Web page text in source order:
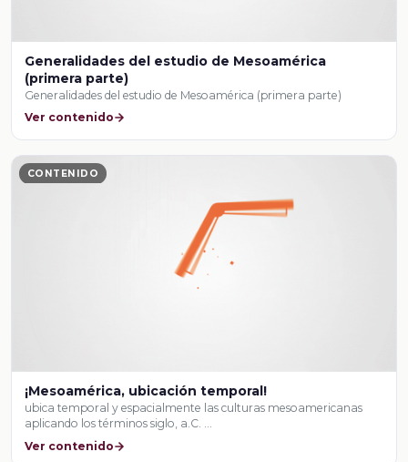
Generalidades del estudio de Mesoamérica
(primera parte)
Generalidades del estudio de Mesoamérica (primera parte)
Ver contenido
CONTENIDO
¡Mesoamérica, ubicación temporal!
ubica temporal y espacialmente las culturas mesoamericanas
aplicando los términos siglo, a.C. …
Ver contenido